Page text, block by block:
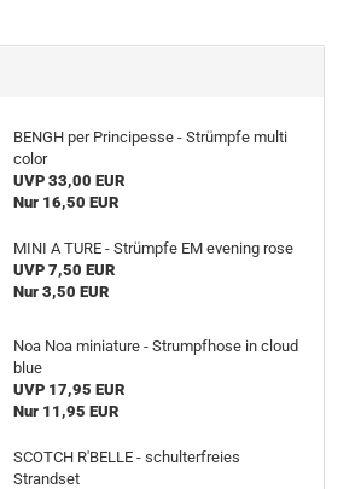
BENGH per Principesse - Strümpfe multi
color
UVP 33,00 EUR
Nur 16,50 EUR
MINI A TURE - Strümpfe EM evening rose
UVP 7,50 EUR
Nur 3,50 EUR
Noa Noa miniature - Strumpfhose in cloud
blue
UVP 17,95 EUR
Nur 11,95 EUR
SCOTCH R'BELLE - schulterfreies
Strandset